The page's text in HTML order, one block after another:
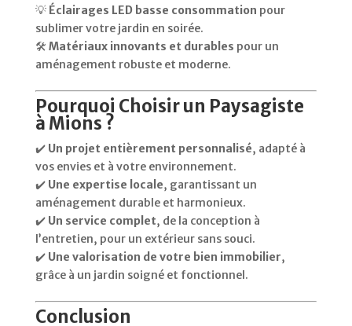
💡 Éclairages LED basse consommation pour
sublimer votre jardin en soirée.
🛠️ Matériaux innovants et durables pour un
aménagement robuste et moderne.
Pourquoi Choisir un Paysagiste
à Mions ?
✔️ Un projet entièrement personnalisé, adapté à
vos envies et à votre environnement.
✔️ Une expertise locale, garantissant un
aménagement durable et harmonieux.
✔️ Un service complet, de la conception à
l’entretien, pour un extérieur sans souci.
✔️ Une valorisation de votre bien immobilier,
grâce à un jardin soigné et fonctionnel.
Conclusion